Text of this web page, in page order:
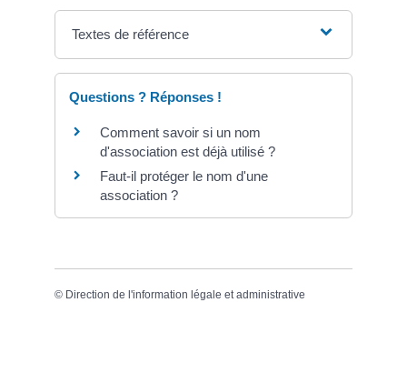
Textes de référence
Questions ? Réponses !
Comment savoir si un nom
d'association est déjà utilisé ?
Faut-il protéger le nom d'une
association ?
© Direction de l'information légale et administrative